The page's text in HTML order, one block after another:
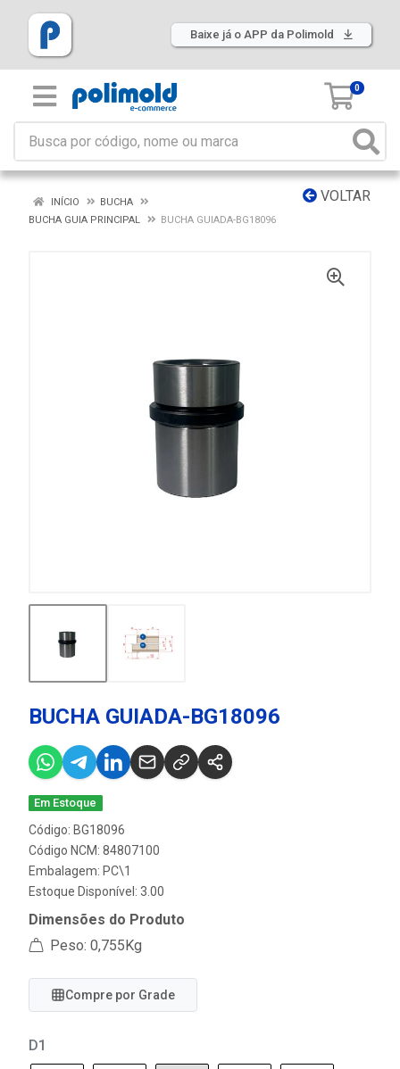
Baixe já o APP da Polimold
0
VOLTAR
INÍCIO
BUCHA
BUCHA GUIA PRINCIPAL
BUCHA GUIADA-BG18096
BUCHA GUIADA-BG18096
Em Estoque
Código: BG18096
Código NCM: 84807100
Embalagem: PC\1
Estoque Disponível: 3.00
Dimensões do Produto
Peso: 0,755Kg
Compre por Grade
D1